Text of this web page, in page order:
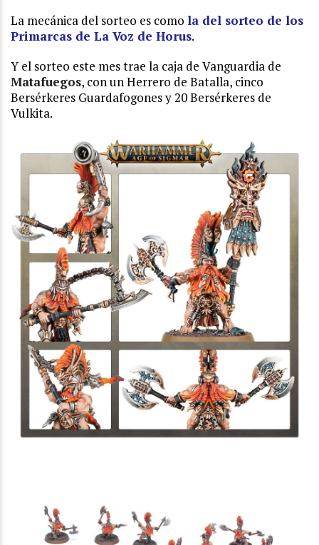
La mecánica del sorteo es como la del sorteo de los
Primarcas de La Voz de Horus.
Y el sorteo este mes trae la caja de Vanguardia de
Matafuegos, con un Herrero de Batalla, cinco
Bersérkeres Guardafogones y 20 Bersérkeres de
Vulkita.